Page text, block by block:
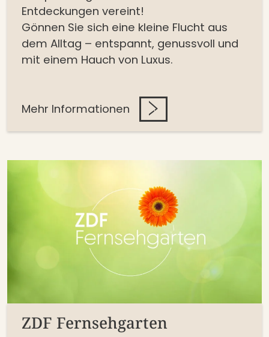
Entdeckungen vereint!
Gönnen Sie sich eine kleine Flucht aus
dem Alltag – entspannt, genussvoll und
mit einem Hauch von Luxus.
Mehr Informationen
ZDF Fernsehgarten